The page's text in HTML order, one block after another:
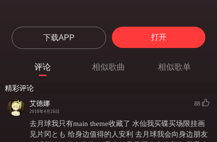
下载APP 打开
评论 相似歌曲 相似歌单
精彩评论
艾德娜
2018年4月26日
88
去月球我只有main theme收藏了 水仙我买碟买场限挂画
见片冈とも 给身边值得的人安利 去月球我会向身边朋友